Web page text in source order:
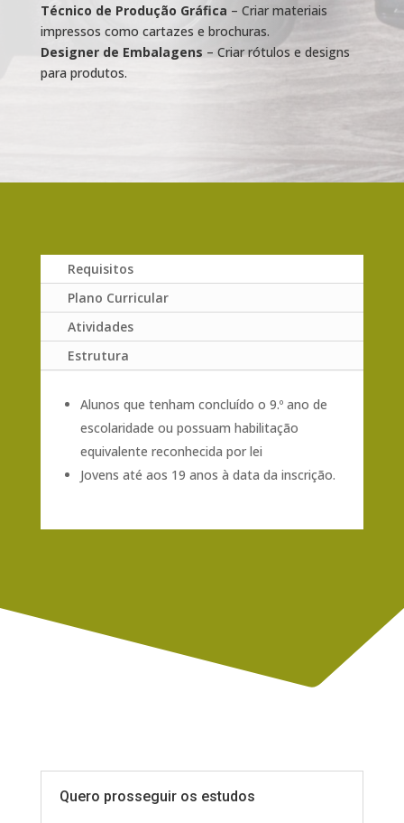
Técnico de Produção Gráfica – Criar materiais
impressos como cartazes e brochuras.
Designer de Embalagens – Criar rótulos e designs
para produtos.
Requisitos
Plano Curricular
Atividades
Estrutura
Alunos que tenham concluído o 9.º ano de
escolaridade ou possuam habilitação
equivalente reconhecida por lei
Jovens até aos 19 anos à data da inscrição.
Quero prosseguir os estudos